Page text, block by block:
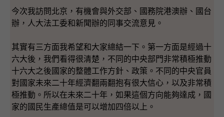
今次我訪問北京，有機會與外交部、國務院港澳辦、國台
辦，人大法工委和新聞辦的同事交流意見。
其實有三方面我希望和大家總結一下。第一方面是經過十
六大後，我們看得很清楚，不同的中央部門非常積極推動
十六大之後國家的整體工作方針、政策。不同的中央官員
對國家未來二十年經濟翻兩翻抱有很大信心，以及非常積
極推動。所以在未來二十年，如果這個方向能夠達成，國
家的國民生產總值是可以增加四倍以上。